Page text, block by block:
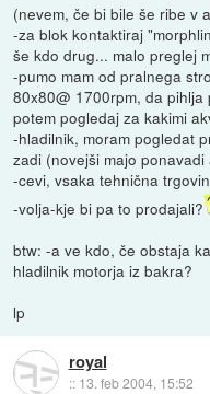
(nevem, če bi bile še ribe v
-za blok kontaktiraj
še kdo drug... malo preglej
-pumo mam od pralnega
80x80@ 1700rpm, da
potem pogledaj za kakimi
-hladilnik, moram pogledat
zadi (novejši majo
-cevi, vsaka tehnična
-volja-kje bi pa to prodajali?
btw: -a ve kdo, če obstaja
hladilnik motorja iz bakra?
lp
royal
:: 13. feb 2004, 15:52